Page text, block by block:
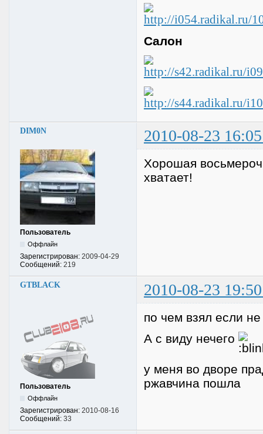
Салон
DIM0N 2010-08-23
Пользователь
Оффлайн
Зарегистрирован: 2009-04-29
Сообщений: 219
Хорошая
хватает!
GTBLACK 2010-08-23
Пользователь
Оффлайн
Зарегистрирован: 2010-08-16
Сообщений: 33
по чем взял если не
А с виду нечего
у меня во дворе
ржавчина пошла